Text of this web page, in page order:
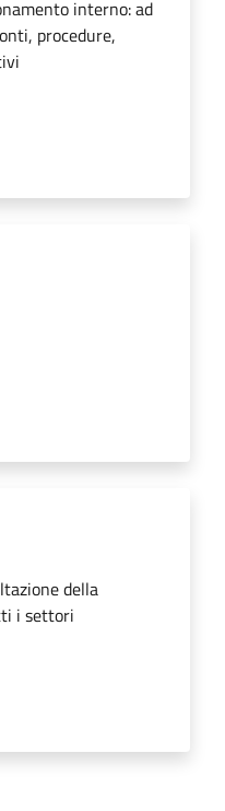
interno: ad
procedure,
della
i settori